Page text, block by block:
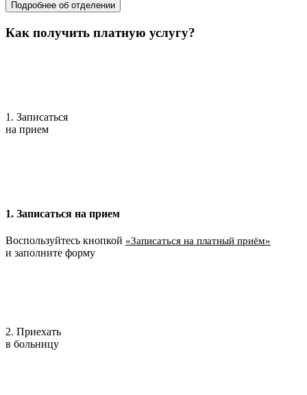
Подробнее об отделении
Как получить платную услугу?
1. Записаться
на прием
1. Записаться на прием
Воспользуйтесь кнопкой «Записаться на платный приём»
и заполните форму
2. Приехать
в больницу